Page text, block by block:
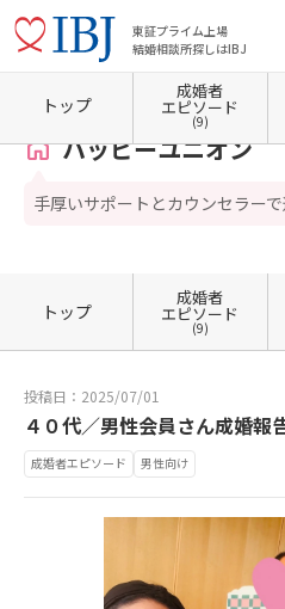
東証プライム上場
結婚相談所探しはIBJ
ホーム 埼玉県の結婚相談所 埼玉県さいたま
ハッピーユニオン
手厚いサポートとカウンセラー
トップ
成婚者
エピソード
(9)
トップ
成婚者
エピソード
(9)
投稿日：2025/07/01
４０代／男性会員さん成婚報
成婚者エピソード 男性向け